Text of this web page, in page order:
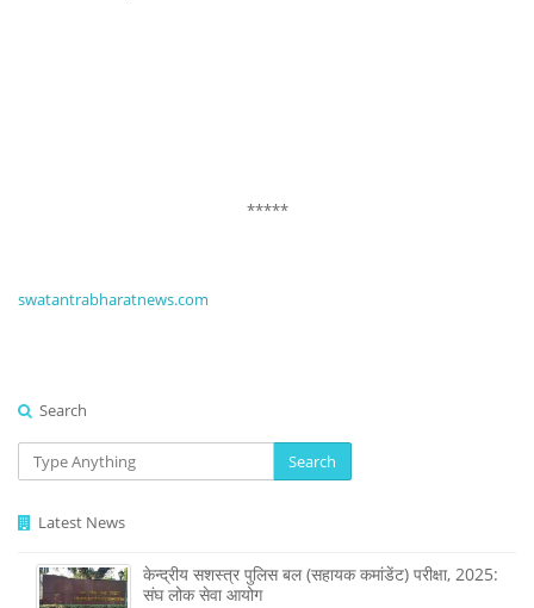
*****
swatantrabharatnews.com
Search
Search
Latest News
केन्द्रीय सशस्‍त्र पुलिस बल (सहायक कमांडेंट) परीक्षा, 2025:
संघ लोक सेवा आयोग